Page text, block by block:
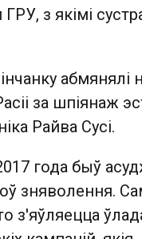
з якімі
абмянялі
за шпіянаж
Райва Сусі.
года быў
зняволення.
з'яўляецца